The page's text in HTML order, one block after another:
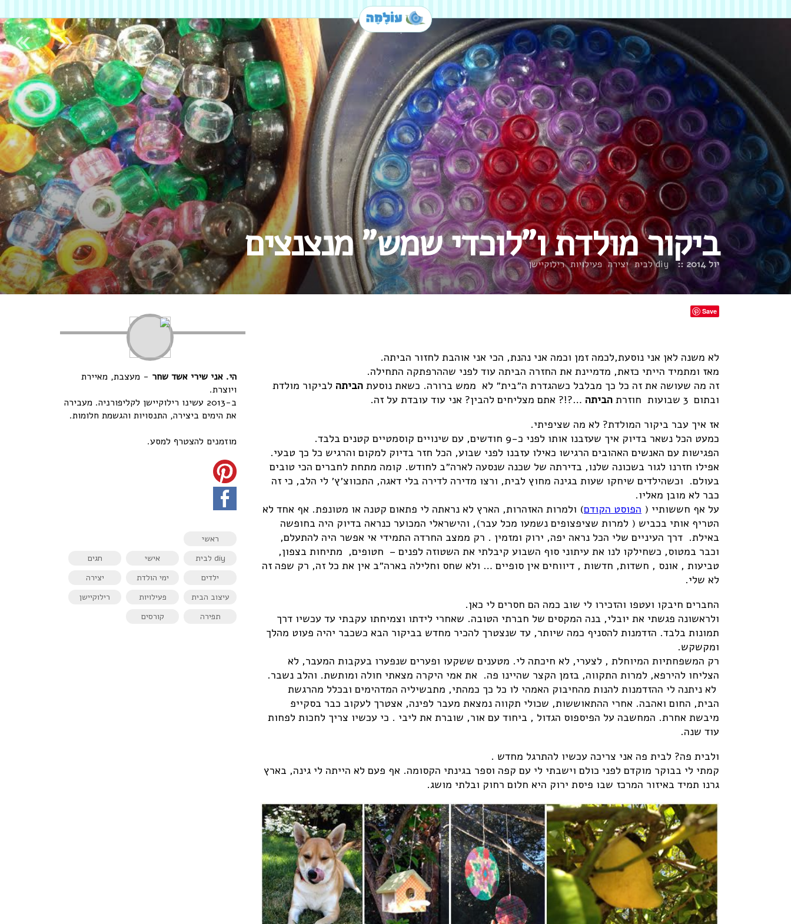
ביקור מולדת ו"לוכדי שמש" מנצנצים
יול 2014 :: diy לבית יצירה פעילויות רילוקיישן
Save
לא משנה לאן אני נוסעת,לכמה זמן וכמה אני נהנת, הכי אני אוהבת לחזור הביתה.
מאז ומתמיד הייתי כזאת, מדמיינת את החזרה הביתה עוד לפני שההרפתקה התחילה.
זה מה שעושה את זה כל כך מבלבל כשהגדרת ה״בית״ לא ממש ברורה. כשאת נוסעת הביתה לביקור מולדת
ובתום 3 שבועות חוזרת
הביתה …?!? אתם מצליחים להבין? אני עוד עובדת על זה.
אז איך עבר ביקור המולדת? לא מה שציפיתי.
כמעט הכל נשאר בדיוק איך שעזבנו אותו לפני כ-9 חודשים, עם שינויים קוסמטיים קטנים בלבד.
הפגישות עם האנשים האהובים הרגישו כאילו עזבנו לפני שבוע, הכל חזר בדיוק למקום והרגיש כל כך טבעי.
אפילו חזרנו לגור בשכונה שלנו, בדירתה של שכנה שנסעה לארה״ב לחודש. קומה מתחת לחברים הכי טובים
בעולם. וכשהילדים שיחקו שעות בגינה מחוץ לבית, ורצו מדירה לדירה בלי דאגה, התכווצ׳ץ׳ לי הלב, כי זה
כבר לא מובן מאליו.
על אף חששותיי ( הפוסט הקודם) ולמרות האזהרות, הארץ לא נראתה לי פתאום קטנה או מטונפת. אף אחד לא
הטריף אותי בכביש ( למרות שציפצופים נשמעו מכל עבר), והישראלי המכוער כנראה בדיוק היה בחופשה
באילת. דרך העיניים שלי הכל נראה יפה, ירוק ומזמין . רק ממצב החרדה התמידי אי אפשר היה להתעלם,
וכבר במטוס, כשחילקו לנו את עיתוני סוף השבוע קיבלתי את השטוזה לפנים – חטופים, מתיחות בצפון,
טביעות , אונס , חשדות, חדשות , דיווחים אין סופיים … ולא שחס וחלילה בארה״ב אין את כל זה, רק שפה זה
לא שלי.
החברים חיבקו ועטפו והזכירו לי שוב כמה הם חסרים לי כאן.
ולראשונה פגשתי את יובלי, בנה המקסים של חברתי הטובה. שאחרי לידתו וצמיחתו עקבתי עד עכשיו דרך
תמונות בלבד. הזדמנות להסניף כמה שיותר, עד שנצטרך להכיר מחדש בביקור הבא כשכבר יהיה פעוט מהלך
ומקשקש.
רק המשפחתיות המיוחלת , לצערי, לא חיכתה לי. מטענים ששקעו ופערים שנפערו בעקבות המעבר, לא
הצליחו להירפא, למרות התקווה, בזמן הקצר שהיינו פה. את אמי היקרה מצאתי חולה ומותשת. והלב נשבר.
לא ניתנה לי ההזדמנות להנות מהחיבוק האמהי לו כל כך כמהתי, מתבשיליה המדהימים ובכלל מהרגשת
הבית, החום ואהבה. אחרי ההתאוששות, שכולי תקווה נמצאת מעבר לפינה, אצטרך לעקוב כבר בסקייפ
מיבשת אחרת. המחשבה על הפיספוס הגדול , ביחוד עם אור, שוברת את ליבי . כי עכשיו צריך לחכות לפחות
עוד שנה.
ולבית פה? לבית פה אני צריכה עכשיו להתרגל מחדש .
קמתי לי בבוקר מוקדם לפני כולם וישבתי לי עם קפה וספר בגינתי הקסומה. אף פעם לא הייתה לי גינה, בארץ
גרנו תמיד באיזור המרכז שבו פיסת ירוק היא חלום רחוק ובלתי מושג.
הי. אני שירי אשד שחר - מעצבת, מאיירת
ויוצרת.
ב-2013 עשינו רילוקיישן לקליפורניה. מעבירה
את הימים ביצירה, התנסויות והגשמת חלומות.
מוזמנים להצטרף למסע.
ראשי
diy לבית
אישי
חגים
ילדים
ימי הולדת
יצירה
עיצוב הבית
פעילויות
רילוקיישן
תפירה
קורסים
«
»